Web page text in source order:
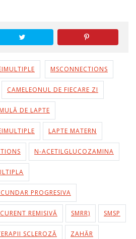
MSCONNECTIONS
CAMELEONUL DE FIECARE ZI
DE LAPTE
LAPTE MATERN
N-ACETILGLUCOZAMINA
PROGRESIVA
REMISIVĂ SMRR) SMSP
SCLEROZĂ ZAHĂR